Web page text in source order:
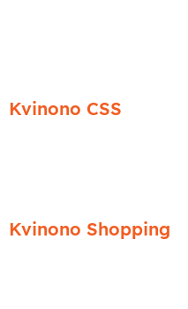
Kvinono CSS
Kvinono Shopping